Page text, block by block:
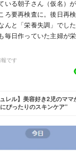
いる朝子さん（仮名）
ろ要再検査に。後日再
んと「栄養失調」でし
毎日作っていた主婦が
です
レル】美容好き2児のマ
ぴったりのスキンケア”